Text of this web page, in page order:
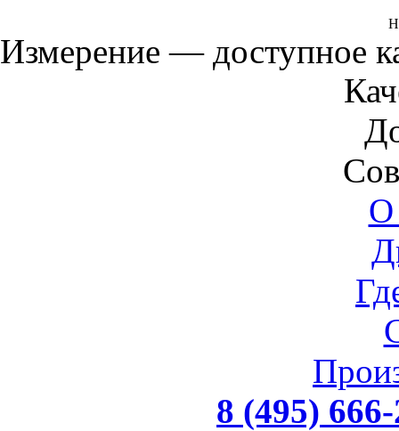
Измерение — доступное
О
8 (495)